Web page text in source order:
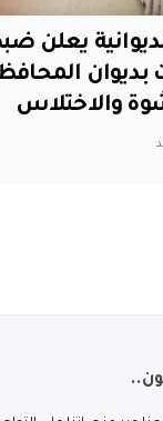
يعلن
بديوان
والاختلاس